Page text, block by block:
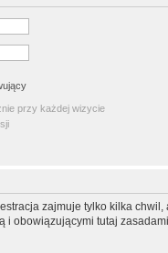
przy każdej wizycie
zajmuje tylko kilka
i obowiązującymi tutaj